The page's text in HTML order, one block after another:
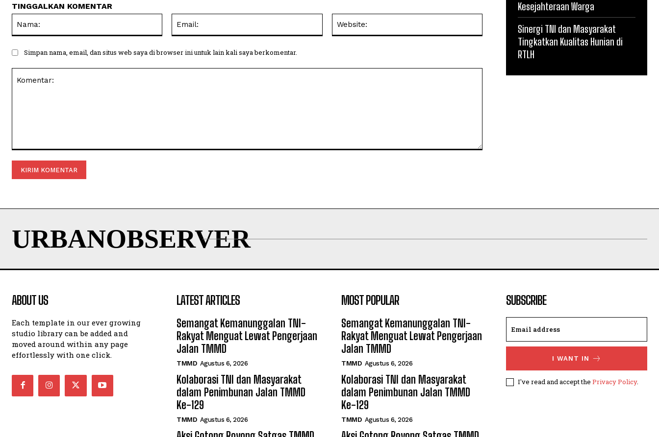
TINGGALKAN KOMENTAR
Simpan nama, email, dan situs web saya di browser ini untuk lain kali saya berkomentar.
Kesejahteraan Warga
Sinergi TNI dan Masyarakat
Tingkatkan Kualitas Hunian di
RTLH
URBANOBSERVER
ABOUT US
Each template in our ever growing
studio library can be added and
moved around within any page
effortlessly with one click.
LATEST ARTICLES
Semangat Kemanunggalan TNI-
Rakyat Menguat Lewat Pengerjaan
Jalan TMMD
TMMD Agustus 6, 2026
Kolaborasi TNI dan Masyarakat
dalam Penimbunan Jalan TMMD
Ke-129
TMMD Agustus 6, 2026
MOST POPULAR
Semangat Kemanunggalan TNI-
Rakyat Menguat Lewat Pengerjaan
Jalan TMMD
TMMD Agustus 6, 2026
Kolaborasi TNI dan Masyarakat
dalam Penimbunan Jalan TMMD
Ke-129
TMMD Agustus 6, 2026
SUBSCRIBE
I WANT IN
I've read and accept the Privacy Policy.